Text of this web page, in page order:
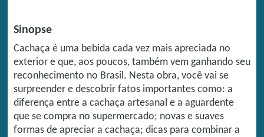
Sinopse
Cachaça é uma bebida cada vez mais apreciada no
exterior e que, aos poucos, também vem ganhando seu
reconhecimento no Brasil. Nesta obra, você vai se
surpreender e descobrir fatos importantes como: a
diferença entre a cachaça artesanal e a aguardente
que se compra no supermercado; novas e suaves
formas de apreciar a cachaça; dicas para combinar a